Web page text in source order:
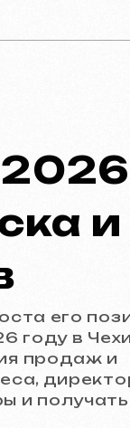
2026
и
его
году в
продаж и
и получать